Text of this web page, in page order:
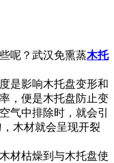
呢？武汉免熏蒸木托
是影响木托盘变形和
，便是木托盘防止变
气中排除时，就会引
木材就会呈现开裂
材枯燥到与木托盘使